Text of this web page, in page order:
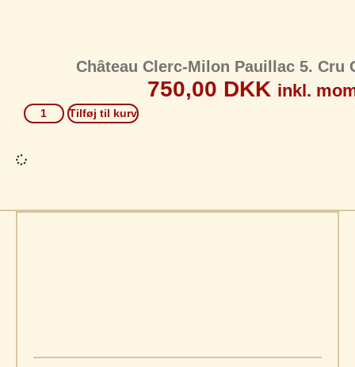
Château Clerc-Milon Pauillac 5. Cru
750,00 DKK inkl.
Tilføj til kurv